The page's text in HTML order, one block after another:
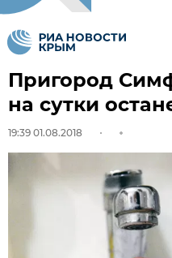
Пригород
на сутки
19:39 01.08.2018